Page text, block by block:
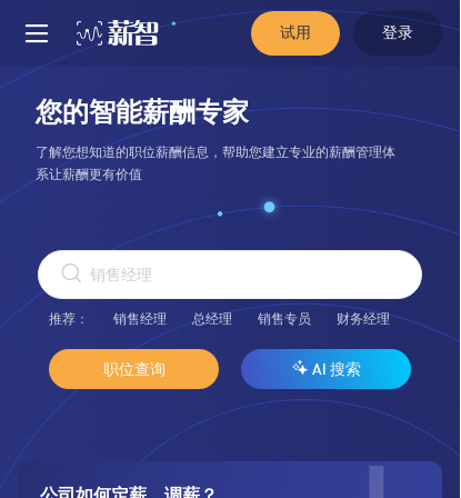
试用 登录
您的智能薪酬专家
了解您想知道的职位薪酬信息，帮助您建立专业的薪酬管理体
系让薪酬更有价值
推荐： 销售经理 总经理 销售专员 财务经理 产品经
职位查询 AI 搜索